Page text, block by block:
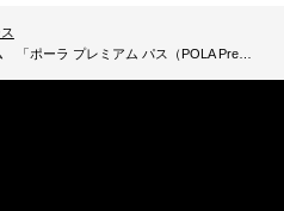
売チャネル共通でご体験いただける新プログラム。 全国どこででも、一人ひとりの価値観・気持ちに寄り添ったサービスを提供。